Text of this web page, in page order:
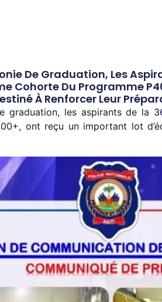
De Graduation, Les
Cohorte Du Programme
À Renforcer Leur
graduation, les aspirants de la
ont reçu un important lot